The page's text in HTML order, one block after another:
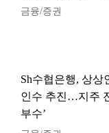
금융/증권
Sh수협은행, 상상
인수 추진…지주
부수’